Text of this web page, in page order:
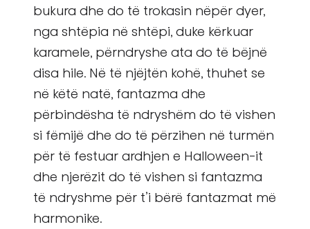
bukura dhe do të trokasin nëpër dyer,
nga shtëpia në shtëpi, duke kërkuar
karamele, përndryshe ata do të bëjnë
disa hile. Në të njëjtën kohë, thuhet se
në këtë natë, fantazma dhe
përbindësha të ndryshëm do të vishen
si fëmijë dhe do të përzihen në turmën
për të festuar ardhjen e Halloween-it
dhe njerëzit do të vishen si fantazma
të ndryshme për t’i bërë fantazmat më
harmonike.